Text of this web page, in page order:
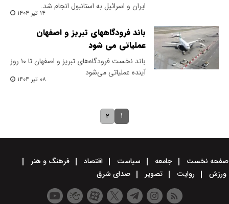
ایران و اسرائیل به استانبول انجام شد.
۱۴ تیر ۱۴۰۴
باند فرودگاههای تبریز و اصفهان
عملیاتی می شود
باند نخست فرودگاه‌های تبریز و اصفهان تا ۱۰ روز
آینده عملیاتی می‌شود
۰۸ تیر ۱۴۰۴
۱ ۲
صفحه نخست جامعه سیاست اقتصاد
فرهنگ و هنر
ورزش
روایت تصویر صدای شرق